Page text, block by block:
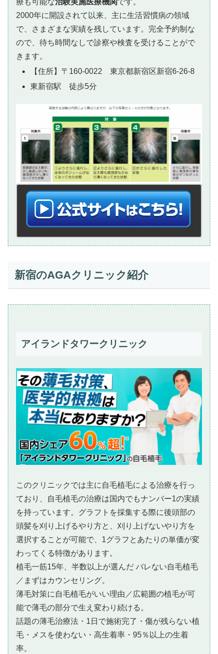
2000年に開設されて以来、主に生活習慣病の領域
で、さまざまな実績を残しています。完全予約制な
ので、待ち時間なしで診察や検査を受けることがで
きます。
【住所】〒160-0022 東京都新宿区新宿6-26-8
東新宿駅 徒歩5分
新宿のAGAクリニック紹介
アイランドタワークリニック
このクリニックでは主に自毛植毛による治療を行っ
ており、自毛植毛の治療は国内でもナンバー1の実績
を持っています。グラフトを採集する際に後頭部の
頭髪を刈り上げるやり方と、刈り上げないやり方を
選択することが可能で、1グラフとあたりの単価が変
わってくる特徴があります。
植毛一筋15年、半数以上が選んだ バレない自毛植毛
／まずはカウンセリング。
薄毛対策に自毛植毛がいい理由／広範囲の植毛が可
能で薄毛の部分で生え変わり続ける。
話題の薄毛治療法・1日で施術完了・傷が残らない植
毛・メスを使わない・高生着率・95％以上の生着
率。